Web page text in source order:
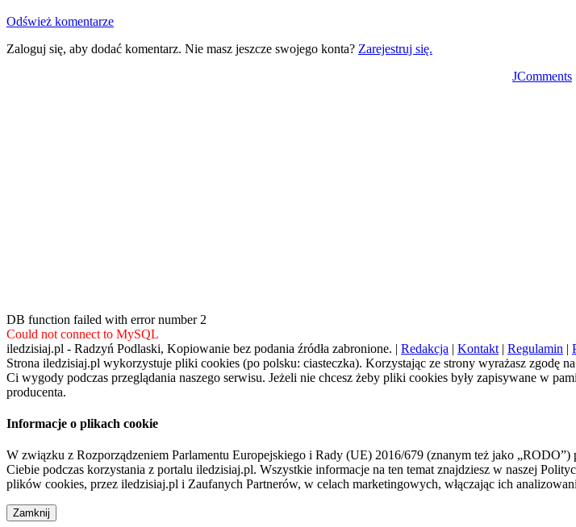
Odśwież komentarze
Zaloguj się, aby dodać komentarz. Nie masz jeszcze swojego konta? Zarejestruj się.
JComments
DB function failed with error number 2
Could not connect to MySQL
iledzisiaj.pl - Radzyń Podlaski, Kopiowanie bez podania źródła zabronione. | Redakcja | Kontakt | Regulamin |
Strona iledzisiaj.pl wykorzystuje pliki cookies (po polsku: ciasteczka). Korzystając ze strony wyrażasz zgodę
Ci wygody podczas przeglądania naszego serwisu. Jeżeli nie chcesz żeby pliki cookies były zapisywane w
producenta.
Informacje o plikach cookie
W związku z Rozporządzeniem Parlamentu Europejskiego i Rady (UE) 2016/679 (znanym też jako
Ciebie podczas korzystania z portalu iledzisiaj.pl. Wszystkie informacje na ten temat znajdziesz w naszej
plików cookies, przez iledzisiaj.pl i Zaufanych Partnerów, w celach marketingowych, włączając ich